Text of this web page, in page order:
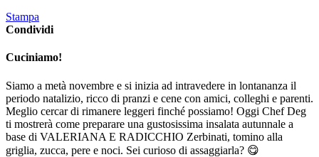
Stampa
Condividi
Cuciniamo!
Siamo a metà novembre e si inizia ad intravedere in lontananza il
periodo natalizio, ricco di pranzi e cene con amici, colleghi e parenti.
Meglio cercar di rimanere leggeri finché possiamo! Oggi Chef Deg
ti mostrerà come preparare una gustosissima insalata autunnale a
base di VALERIANA E RADICCHIO Zerbinati, tomino alla
griglia, zucca, pere e noci. Sei curioso di assaggiarla? 😋